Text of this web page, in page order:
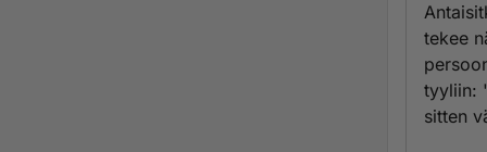
tekee
tyyliin:
sitten